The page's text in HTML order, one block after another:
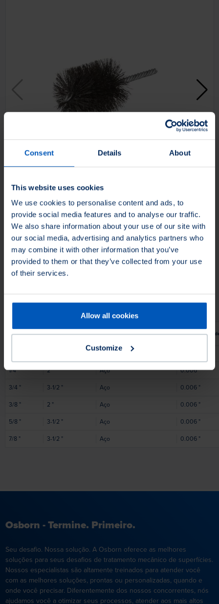
Consent Details About
This website uses cookies
We use cookies to personalise content and ads, to
provide social media features and to analyse our traffic.
We also share information about your use of our site with
our social media, advertising and analytics partners who
may combine it with other information that you’ve
provided to them or that they’ve collected from your use
of their services.
Allow all cookies
Customize
Filtrar produtos
Aplicação
Aplicação
Aplicar Em
Diâmetro Largura da face Material de preenchimento Ø do material
Aço
1/4" 2" Aço 0.006"
3/4 " 3-1/2 " Aço 0.006 "
3/8 " 2 " Aço 0.006 "
5/8 " 3-1/2 " Aço 0.006 "
7/8 " 3-1/2 " Aço 0.006 "
Osborn - Termine. Primeiro.
Seu desafio. Nossa solução. A Osborn oferece as melhores
soluções para seus desafios de tratamento mecânico de superfícies.
Nossos especialistas são altamente treinados para atender você
com as melhores soluções, prontas ou personalizadas, quando e
onde você precisar. Diferentemente dos nossos concorrentes, nós
ajudamos você a otimizar seus processos, atender aos mais altos